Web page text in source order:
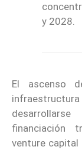
y 2028.
El ascenso
financiación
venture capital